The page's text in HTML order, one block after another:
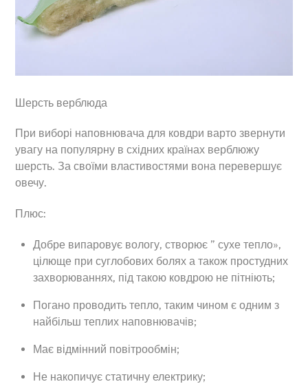
Шерсть верблюда
При виборі наповнювача для ковдри варто звернути
увагу на популярну в східних країнах верблюжу
шерсть. За своїми властивостями вона перевершує
овечу.
Плюс:
Добре випаровує вологу, створює ” сухе тепло»,
цілюще при суглобових болях а також простудних
захворюваннях, під такою ковдрою не пітніють;
Погано проводить тепло, таким чином є одним з
найбільш теплих наповнювачів;
Має відмінний повітрообмін;
Не накопичує статичну електрику;